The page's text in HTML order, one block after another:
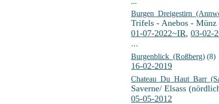
Trifels - Anebos - Münz
01-07-2022~IR, 03-02-
...
Burgenblick_(Roßberg) (8)
16-02-2019
Saverne/ Elsass
05-05-2012